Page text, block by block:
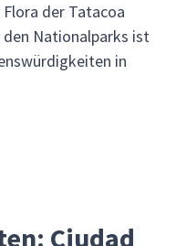
der Tatacoa
Nationalparks ist
in
Ciudad